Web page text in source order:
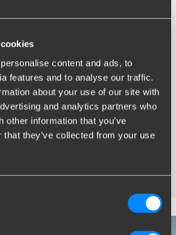
content and ads, to
features and to analyse our traffic.
about your use of our site with
and analytics partners who
other information that you’ve
that they’ve collected from your use
Brink
Anhängerkupplungen
und getestet für Ihr Auto
Anhängerkupplungen
Nähe
verfügbar für Sie: